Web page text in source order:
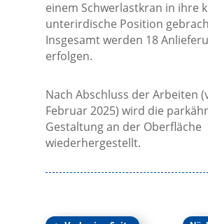
einem Schwerlastkran in ihre
unterirdische Position
Insgesamt werden 18
erfolgen.
Nach Abschluss der Arbeiten
Februar 2025) wird die
Gestaltung an der Oberfläche
wiederhergestellt.